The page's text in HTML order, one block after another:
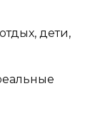
дети,